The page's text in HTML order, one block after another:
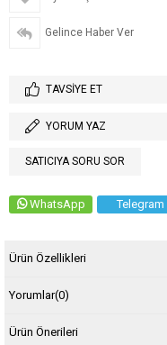
Gelince Haber Ver
TAVSIYE ET
YORUM YAZ
SATICIYA SORU SOR
WhatsApp Telegram
Ürün Özellikleri
Yorumlar(0)
Ürün Önerileri